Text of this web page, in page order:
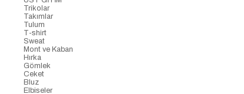
Trikolar
Takımlar
Tulum
T-shirt
Sweat
Mont ve Kaban
Hırka
Gömlek
Ceket
Bluz
Elbiseler